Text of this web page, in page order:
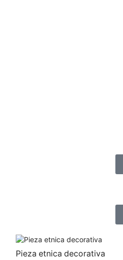
Pieza etnica decorativa